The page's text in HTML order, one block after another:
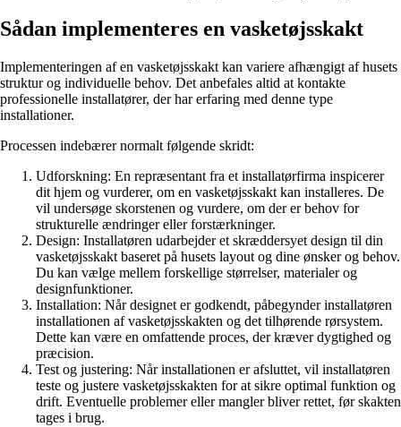
Sådan implementeres en vasketøjsskakt
Implementeringen af en vasketøjsskakt kan variere afhængigt af husets
struktur og individuelle behov. Det anbefales altid at kontakte
professionelle installatører, der har erfaring med denne type
installationer.
Processen indebærer normalt følgende skridt:
Udforskning: En repræsentant fra et installatørfirma inspicerer
dit hjem og vurderer, om en vasketøjsskakt kan installeres. De
vil undersøge skorstenen og vurdere, om der er behov for
strukturelle ændringer eller forstærkninger.
Design: Installatøren udarbejder et skræddersyet design til din
vasketøjsskakt baseret på husets layout og dine ønsker og behov.
Du kan vælge mellem forskellige størrelser, materialer og
designfunktioner.
Installation: Når designet er godkendt, påbegynder installatøren
installationen af vasketøjsskakten og det tilhørende rørsystem.
Dette kan være en omfattende proces, der kræver dygtighed og
præcision.
Test og justering: Når installationen er afsluttet, vil installatøren
teste og justere vasketøjsskakten for at sikre optimal funktion og
drift. Eventuelle problemer eller mangler bliver rettet, før skakten
tages i brug.